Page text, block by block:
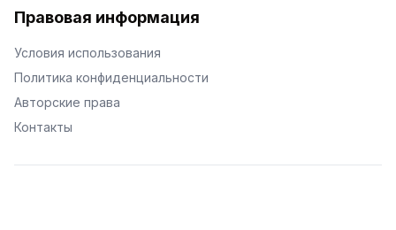
Правовая информация
Условия использования
Политика конфиденциальности
Авторские права
Контакты